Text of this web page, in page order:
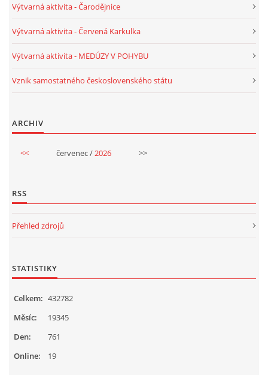
BÁSNĚ K TÉMATU ZIMA
VZDĚLÁVACÍ PLÁN OD ZÁŘÍ DO ČERVNA
SMYSLOVÁ AKTIVITA
MONTESSORI AKTIVITA
JÓGOVÉ CVIČENÍ, TYPY, RADY, RECENZE
STÁTNÍ SVÁTKY
SVATÝ VÁCLAV
Výtvarná aktivita - Čarodějnice
Výtvarná aktivita - Červená Karkulka
Výtvarná aktivita - MEDÚZY V POHYBU
Vznik samostatného československého státu
ARCHIV
<< červenec /2026 >>
RSS
Přehled zdrojů
STATISTIKY
Online: 19
Celkem: 432782
Měsíc:
19345
Den:
761